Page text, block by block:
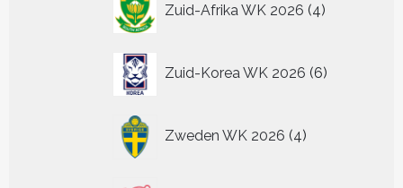
Zuid-Afrika WK 2026 4
producten
Zuid-Korea WK 2026 6
producten
Zweden WK 2026 4
producten